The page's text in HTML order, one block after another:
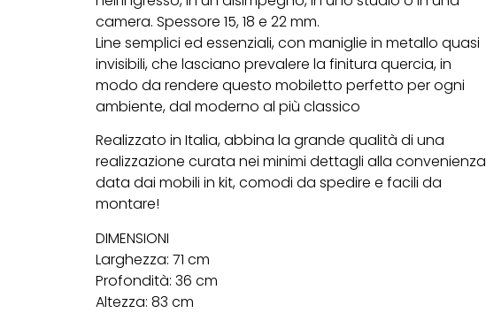
camera. Spessore 15, 18 e 22 mm.
Line semplici ed essenziali, con maniglie in metallo quasi
invisibili, che lasciano prevalere la finitura quercia, in
modo da rendere questo mobiletto perfetto per ogni
ambiente, dal moderno al più classico
Realizzato in Italia, abbina la grande qualità di una
realizzazione curata nei minimi dettagli alla convenienza
data dai mobili in kit, comodi da spedire e facili da
montare!
DIMENSIONI
Larghezza: 71 cm
Profondità: 36 cm
Altezza: 83 cm